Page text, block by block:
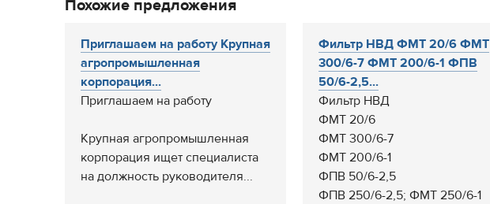
Похожие предложения
Приглашаем на работу Крупная
агропромышленная
корпорация...
Приглашаем на работу
Крупная агропромышленная
корпорация ищет специалиста
на должность руководителя...
Фильтр НВД ФМТ 20/6 ФМТ
300/6-7 ФМТ 200/6-1 ФПВ
50/6-2,5...
Фильтр НВД
ФМТ 20/6
ФМТ 300/6-7
ФМТ 200/6-1
ФПВ 50/6-2,5
ФПВ 250/6-2,5; ФМТ 250/6-1